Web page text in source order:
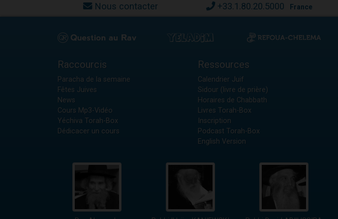
Nous contacter +33.1.80.20.5000 France
Raccourcis
Paracha de la semaine
Fêtes Juives
News
Cours Mp3-Vidéo
Yéchiva Torah-Box
Dédicacer un cours
Ressources
Calendrier Juif
Sidour (livre de prière)
Horaires de Chabbath
Livres Torah-Box
Inscription
Podcast Torah-Box
English Version